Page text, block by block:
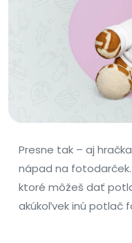
Presne tak – aj
nápad na fotodarček.
ktoré môžeš dať
akúkoľvek inú potlač